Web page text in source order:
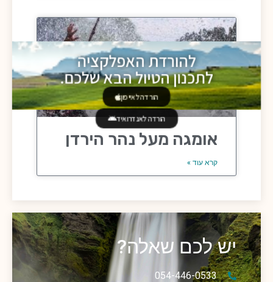
אומגה מעל נהר הירדן
קרא עוד »
יש לכם שאלה?
054-446-0533
להורדת האפלקציה
לתכנון הטיול הבא שלכם.
הורדה לאייפון
הורדה לאנדרואיד